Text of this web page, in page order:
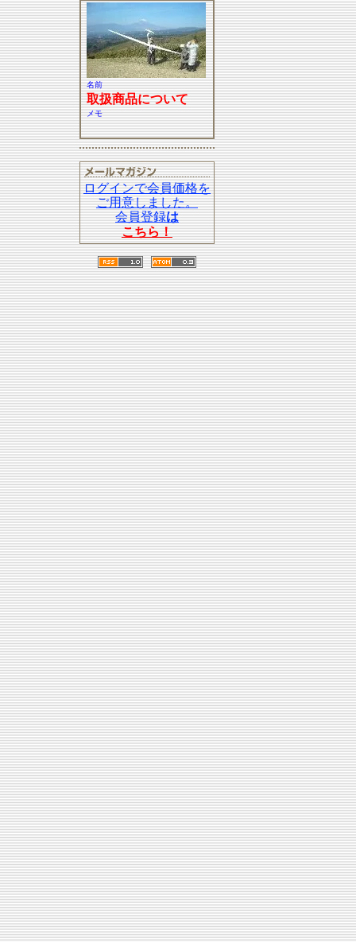
名前
取扱商品について
メモ
ログインで会員価格を
ご用意しました。
会員登録は
こちら！